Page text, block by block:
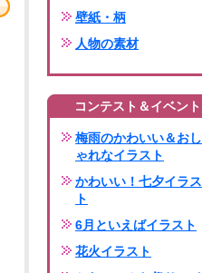
壁紙・柄
人物の素材
コンテスト＆イベント
梅雨のかわいい＆おし
ゃれなイラスト
かわいい！七夕イラス
ト
6月といえばイラスト
花火イラスト